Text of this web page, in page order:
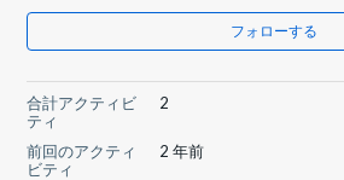
フォローする
合計アクティビ
ティ
2
前回のアクティ
ビティ
2 年前